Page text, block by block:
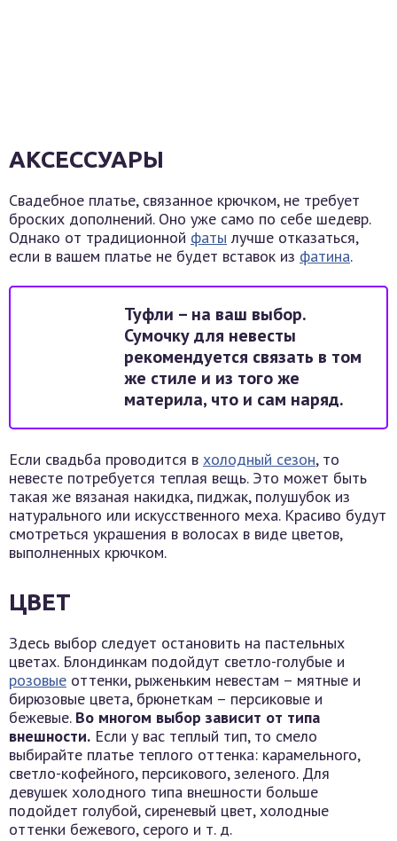
АКСЕССУАРЫ
Свадебное платье, связанное крючком, не требует
броских дополнений. Оно уже само по себе шедевр.
Однако от традиционной фаты лучше отказаться,
если в вашем платье не будет вставок из фатина.
Туфли – на ваш выбор.
Сумочку для невесты
рекомендуется связать в том
же стиле и из того же
материла, что и сам наряд.
Если свадьба проводится в холодный сезон, то
невесте потребуется теплая вещь. Это может быть
такая же вязаная накидка, пиджак, полушубок из
натурального или искусственного меха. Красиво будут
смотреться украшения в волосах в виде цветов,
выполненных крючком.
ЦВЕТ
Здесь выбор следует остановить на пастельных
цветах. Блондинкам подойдут светло-голубые и
розовые оттенки, рыженьким невестам – мятные и
бирюзовые цвета, брюнеткам – персиковые и
бежевые. Во многом выбор зависит от типа
внешности. Если у вас теплый тип, то смело
выбирайте платье теплого оттенка: карамельного,
светло-кофейного, персикового, зеленого. Для
девушек холодного типа внешности больше
подойдет голубой, сиреневый цвет, холодные
оттенки бежевого, серого и т. д.